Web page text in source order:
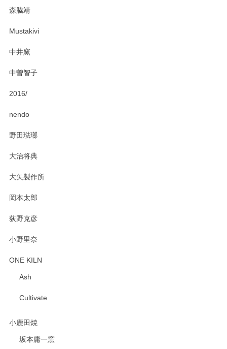
森脇靖
Mustakivi
中井窯
中曽智子
2016/
nendo
野田琺瑯
大治将典
大矢製作所
岡本太郎
荻野克彦
小野里奈
ONE KILN
Ash
Cultivate
小鹿田焼
坂本庸一窯